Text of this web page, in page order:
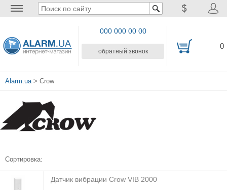
000 000 00 00
обратный звонок
0
Alarm.ua> Crow
Сортировка:
Датчик вибрации Crow VIB 2000